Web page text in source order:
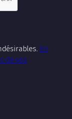
En
de vos